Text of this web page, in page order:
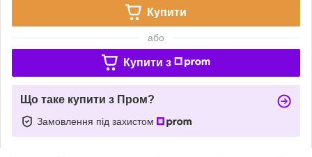
Купити
або
Купити з
Що таке купити з Пром?
Замовлення під захистом